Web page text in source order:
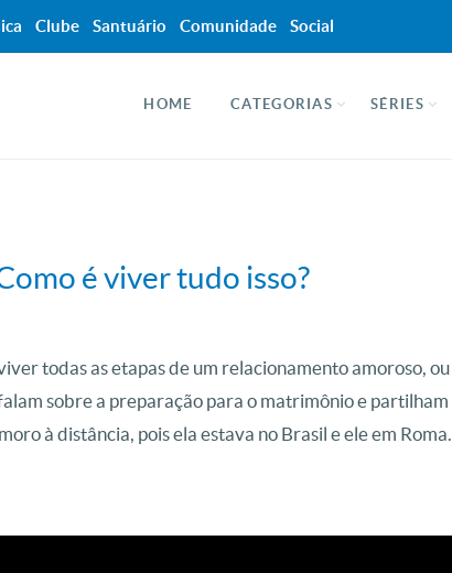
HOME CATEGORIAS SÉRIES
é viver tudo isso?
todas as etapas de um relacionamento amoroso, ou
sobre a preparação para o matrimônio e partilham
à distância, pois ela estava no Brasil e ele em Roma.
Clube Santuário Comunidade Social